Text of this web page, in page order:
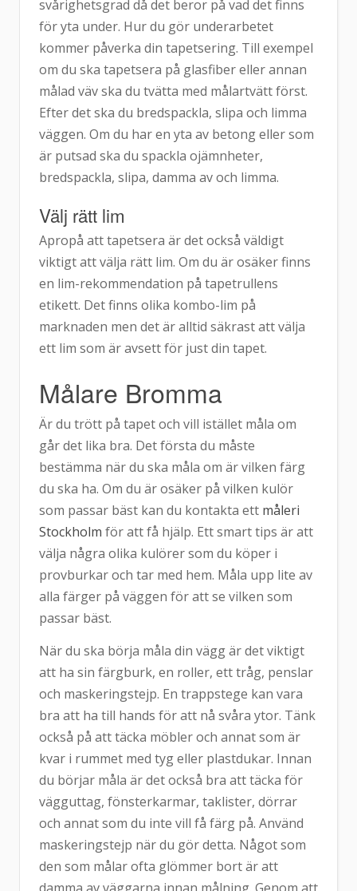
svårighetsgrad då det beror på vad det finns
för yta under. Hur du gör underarbetet
kommer påverka din tapetsering. Till exempel
om du ska tapetsera på glasfiber eller annan
målad väv ska du tvätta med målartvätt först.
Efter det ska du bredspackla, slipa och limma
väggen. Om du har en yta av betong eller som
är putsad ska du spackla ojämnheter,
bredspackla, slipa, damma av och limma.
Välj rätt lim
Apropå att tapetsera är det också väldigt
viktigt att välja rätt lim. Om du är osäker finns
en lim-rekommendation på tapetrullens
etikett. Det finns olika kombo-lim på
marknaden men det är alltid säkrast att välja
ett lim som är avsett för just din tapet.
Målare Bromma
Är du trött på tapet och vill istället måla om
går det lika bra. Det första du måste
bestämma när du ska måla om är vilken färg
du ska ha. Om du är osäker på vilken kulör
som passar bäst kan du kontakta ett måleri
Stockholm för att få hjälp. Ett smart tips är att
välja några olika kulörer som du köper i
provburkar och tar med hem. Måla upp lite av
alla färger på väggen för att se vilken som
passar bäst.
När du ska börja måla din vägg är det viktigt
att ha sin färgburk, en roller, ett tråg, penslar
och maskeringstejp. En trappstege kan vara
bra att ha till hands för att nå svåra ytor. Tänk
också på att täcka möbler och annat som är
kvar i rummet med tyg eller plastdukar. Innan
du börjar måla är det också bra att täcka för
vägguttag, fönsterkarmar, taklister, dörrar
och annat som du inte vill få färg på. Använd
maskeringstejp när du gör detta. Något som
den som målar ofta glömmer bort är att